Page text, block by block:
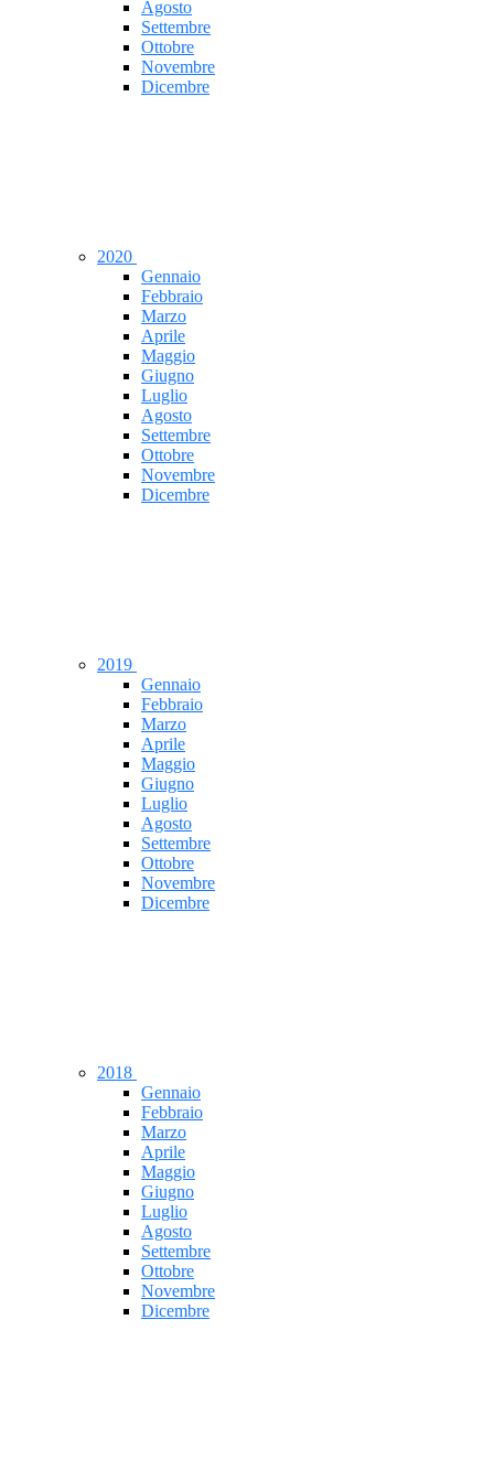
Agosto
Settembre
Ottobre
Novembre
Dicembre
2020
Gennaio
Febbraio
Marzo
Aprile
Maggio
Giugno
Luglio
Agosto
Settembre
Ottobre
Novembre
Dicembre
2019
Gennaio
Febbraio
Marzo
Aprile
Maggio
Giugno
Luglio
Agosto
Settembre
Ottobre
Novembre
Dicembre
2018
Gennaio
Febbraio
Marzo
Aprile
Maggio
Giugno
Luglio
Agosto
Settembre
Ottobre
Novembre
Dicembre